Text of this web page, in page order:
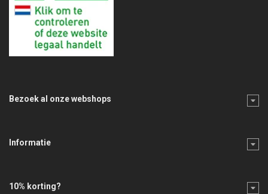
Bezoek al onze webshops
Informatie
10% korting?